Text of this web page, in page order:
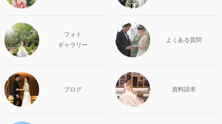
フォト
ギャラリー
よくある質問
ブログ 資料請求